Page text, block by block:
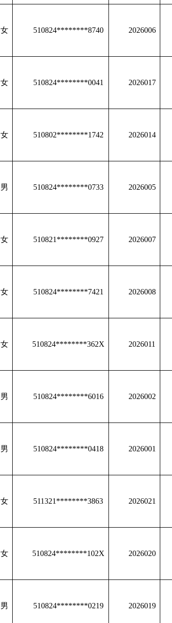
女 510824********8740 2026006
女 510824********0041 2026017
女 510802********1742 2026014
男 510824********0733 2026005
女 510821********0927 2026007
女 510824********7421 2026008
女 510824********362X 2026011
男 510824********6016 2026002
男 510824********0418 2026001
女 511321********3863 2026021
女 510824********102X 2026020
男 510824********0219 2026019